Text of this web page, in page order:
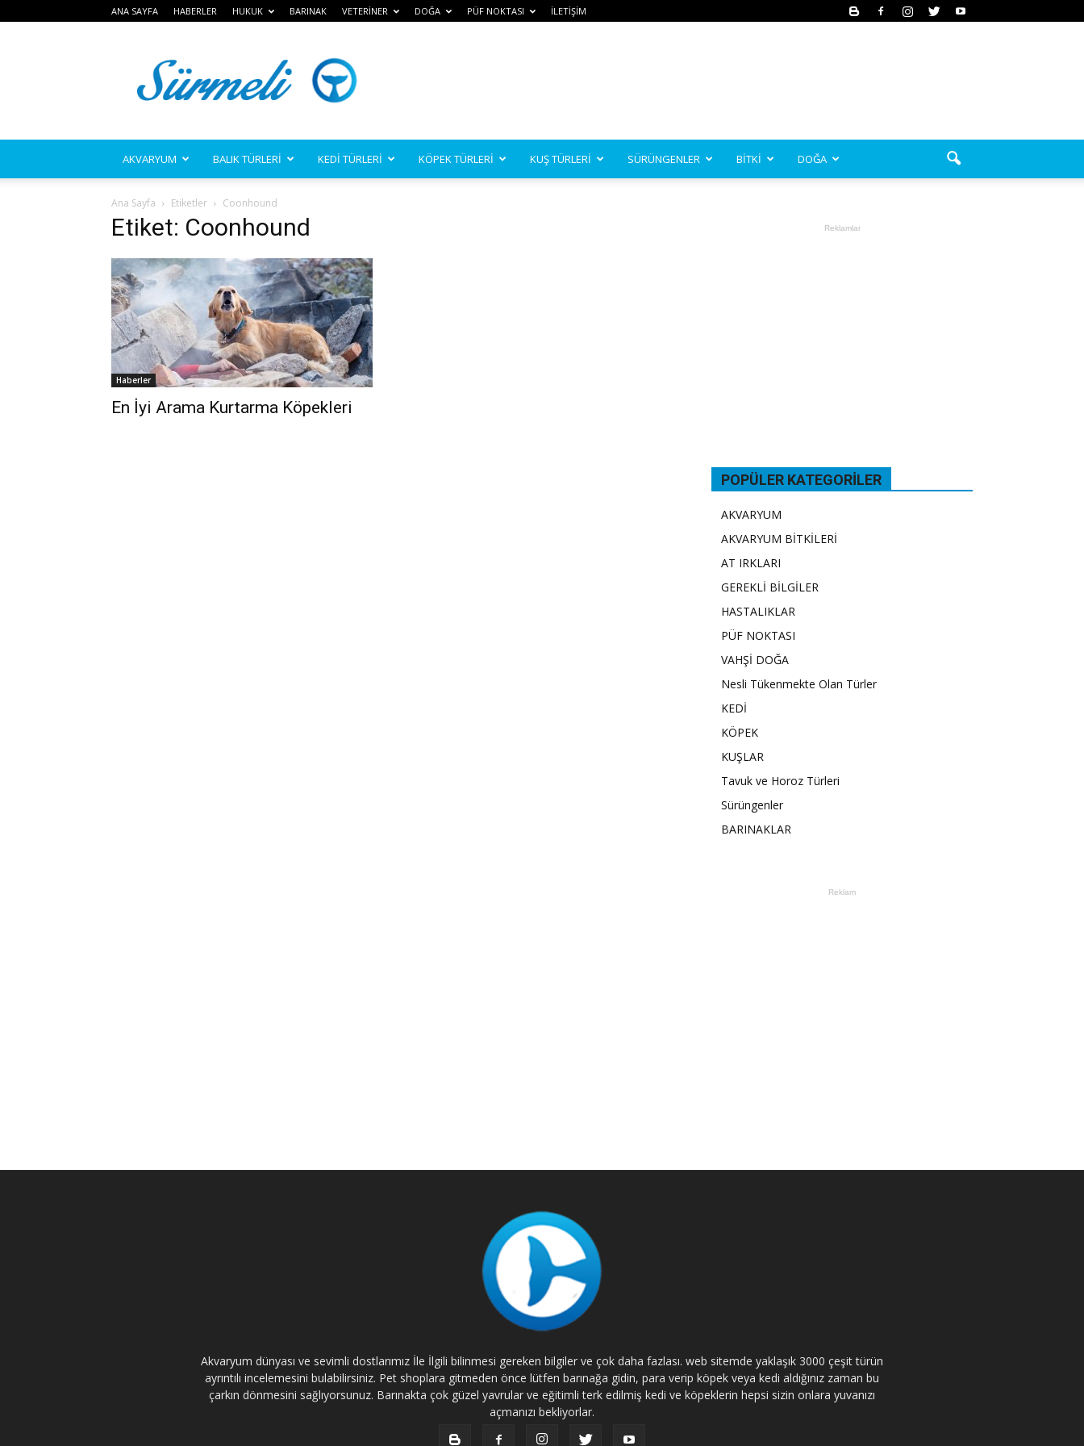
ANA SAYFA HABERLER HUKUK BARINAK VETERİNER DOĞA PÜF NOKTASI İLETİŞİM
AKVARYUM BALIK TÜRLERİ KEDİ TÜRLERİ KÖPEK TÜRLERİ KUŞ TÜRLERİ SÜRÜNGENLER BİTKİ DOĞA
Ana Sayfa Etiketler Coonhound
Etiket: Coonhound
Haberler
En İyi Arama Kurtarma Köpekleri
Reklamlar
POPÜLER KATEGORILER
AKVARYUM
AKVARYUM BİTKİLERİ
AT IRKLARI
GEREKLİ BİLGİLER
HASTALIKLAR
PÜF NOKTASI
VAHŞİ DOĞA
Nesli Tükenmekte Olan Türler
KEDİ
KÖPEK
KUŞLAR
Tavuk ve Horoz Türleri
Sürüngenler
BARINAKLAR
Reklam
Akvaryum dünyası ve sevimli dostlarımız İle İlgili bilinmesi gereken bilgiler ve çok daha fazlası. web sitemde yaklaşık 3000 çeşit türün
ayrıntılı incelemesini bulabilirsiniz. Pet shoplara gitmeden önce lütfen barınağa gidin, para verip köpek veya kedi aldığınız zaman bu
çarkın dönmesini sağlıyorsunuz. Barınakta çok güzel yavrular ve eğitimli terk edilmiş kedi ve köpeklerin hepsi sizin onlara yuvanızı
açmanızı bekliyorlar.